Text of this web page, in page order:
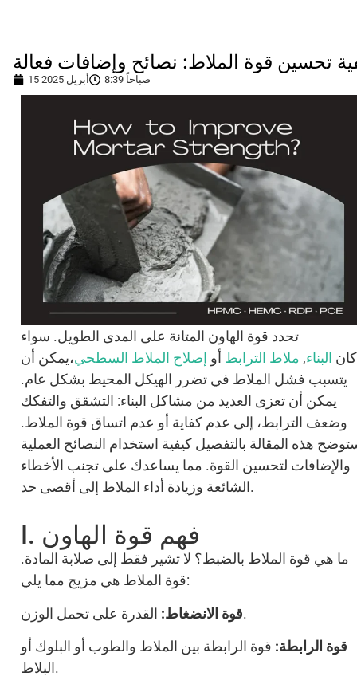
تحسين قوة الملاط: نصائح وإضافات فعالة
15 أبريل 2025 8:39 صباحاً
تحدد قوة الهاون المتانة على المدى الطويل. سواء
كان البناء, ملاط الترابط أو إصلاح الملاط السطحي،يمكن أن
يتسبب فشل الملاط في تضرر الهيكل المحيط بشكل عام.
يمكن أن تعزى العديد من مشاكل البناء: التشقق والتفكك
وضعف الترابط، إلى عدم كفاية أو عدم اتساق قوة الملاط.
هذه المقالة بالتفصيل كيفية استخدام النصائح العملية
والإضافات لتحسين القوة. مما يساعدك على تجنب الأخطاء
الشائعة وزيادة أداء الملاط إلى أقصى حد.
I. فهم قوة الهاون
ما هي قوة الملاط بالضبط؟ لا تشير فقط إلى صلابة المادة.
قوة الملاط هي مزيج مما يلي:
قوة الانضغاط:القدرة على تحمل الوزن.
قوة الرابطة: قوة الرابطة بين الملاط والطوب أو البلوك أو
البلاط.